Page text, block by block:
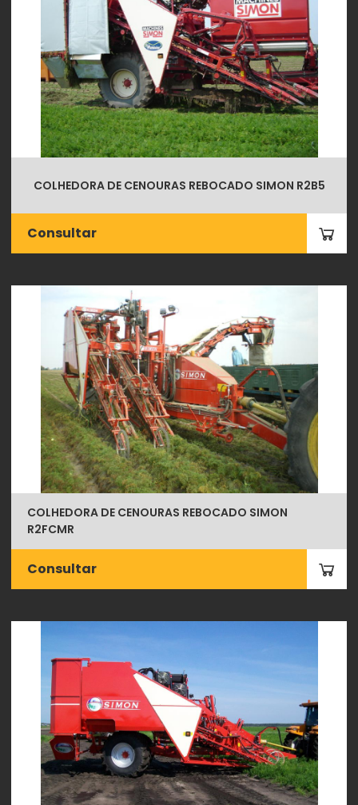
COLHEDORA DE CENOURAS REBOCADO SIMON R2B5
Consultar
COLHEDORA DE CENOURAS REBOCADO SIMON
R2FCMR
Consultar